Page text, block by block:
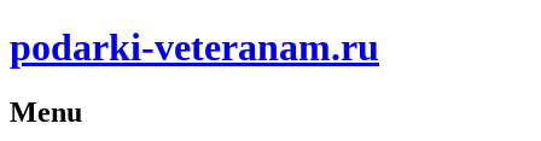
podarki-veteranam.ru
Menu